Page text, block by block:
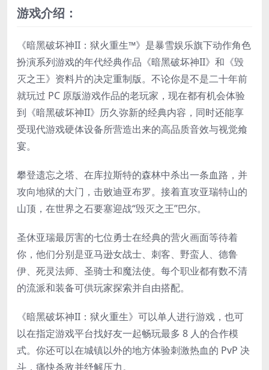
游戏介绍：
《暗黑破坏神II：狱火重生™》是暴雪娱乐旗下动作角色
扮演系列游戏的年代经典作品《暗黑破坏神II》和《毁
灭之王》资料片的决定重制版。不论你是不是二十年前
就玩过 PC 原版游戏作品的老玩家，现在都有机会体验
到《暗黑破坏神II》历久弥新的经典内容，同时还能享
受现代游戏硬体设备所营造出来的高品质音效与视觉飨
宴。
攀登遗忘之塔、在库拉斯特的森林中杀出一条血路，并
攻向地狱的大门，击败迪亚布罗。接着直攻亚瑞特山的
山顶，在世界之石要塞迎战“毁灭之王”巴尔。
圣休亚瑞最厉害的七位勇士在经典的营火画面等待着
你，他们分别是亚马逊女战士、刺客、野蛮人、德鲁
伊、死灵法师、圣骑士和魔法使。每个职业都有数不清
的流派和装备可供玩家探索并自由搭配。
《暗黑破坏神II：狱火重生》可以单人进行游戏，也可
以在指定游戏平台找好友一起畅玩最多 8 人的合作模
式。你还可以在城镇以外的地方体验刺激热血的 PvP 决
斗，痛快杀敌并纾解压力。